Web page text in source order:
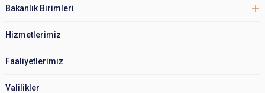
Bakanlık Birimleri
Hizmetlerimiz
Faaliyetlerimiz
Valilikler